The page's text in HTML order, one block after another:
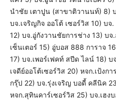
นำชัย เตาปูน (สาขาติวานนท์) 8)
บจ.เจริญกิจ ออโต้ เซอร์วิส 10) บจ
12) บจ.อู่กังวานชัยการช่าง 13) บ
เซ็นเตอร์ 15) อู่บอส 888 การาจ
17) บจ.เพอร์เฟคท์ สปีด ไลน์ 18)
เจดีย์ออโต้เซอร์วิส 20) หจก.เป้งก
กรุ๊ป 22) บจ.รุ่งเจริญ บอดี้ คลีนิค
หจก.สุทินคาร์เซอร์วิส 25) บจ.เฮง